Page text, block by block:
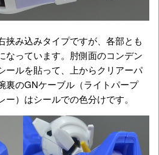
挟み込みタイプですが、各部とも
なっています。肘側面のコンデン
ールを貼って、上からクリアーパ
裏のGNケーブル（ライトパープ
）はシールでの色分けです。